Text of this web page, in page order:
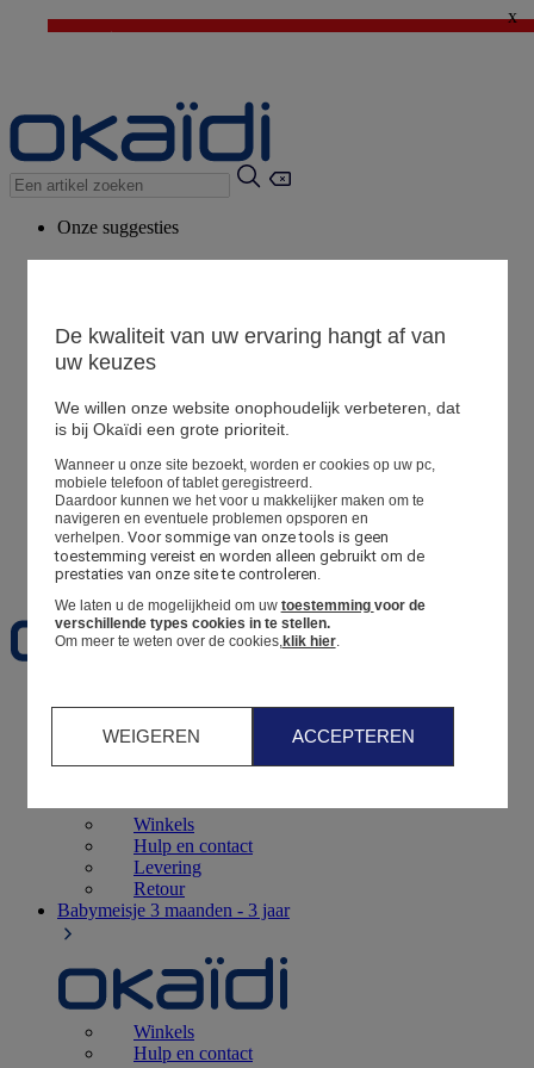
⚡LAST DAYS : Alles aan -50%* vanaf 2 aangekochte artikelen>
x
Onze suggesties
Bekijk alle artikelen
Winkel
Mijn informatie
Een bestelling volgen
Mandje
Favorieten
Geboorte0 - 12 maanden
Winkels
Hulp en contact
Levering
Retour
Babymeisje 3 maanden - 3 jaar
Winkels
Hulp en contact
De kwaliteit van uw ervaring hangt af van
uw keuzes
We willen onze website onophoudelijk verbeteren, dat
is bij Okaïdi een grote prioriteit.
Wanneer u onze site bezoekt, worden er cookies op uw pc,
mobiele telefoon of tablet geregistreerd.
Daardoor kunnen we het voor u makkelijker maken om te
navigeren en eventuele problemen opsporen en
verhelpen. Voor sommige van onze tools is geen
toestemming vereist en worden alleen gebruikt om de
prestaties van onze site te controleren.
We laten u de mogelijkheid om uw toestemming voor de
verschillende types cookies in te stellen.
Om meer te weten over de cookies,klik hier.
WEIGEREN ACCEPTEREN